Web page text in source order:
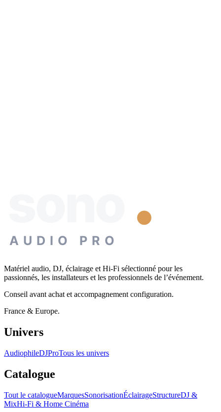
AUDIO PRO
Matériel audio, DJ, éclairage et Hi-Fi sélectionné pour les
passionnés, les installateurs et les professionnels de l’événement.
Conseil avant achat et accompagnement configuration.
France & Europe.
Univers
AudiophileDJProTous les univers
Catalogue
Tout le catalogueMarquesSonorisationÉclairageStructureDJ &
MixHi-Fi & Home Cinéma